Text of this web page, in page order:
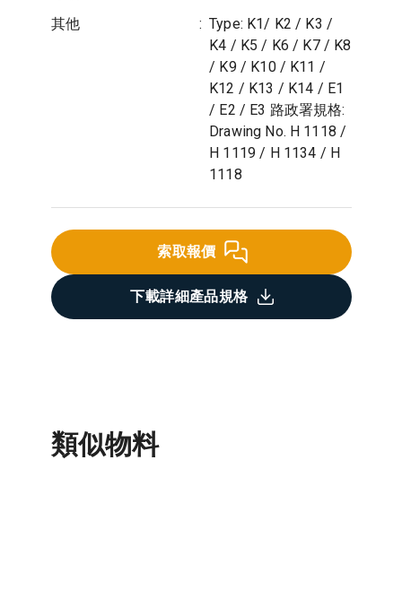
其他
: Type: K1/ K2 / K3 /
K4 / K5 / K6 / K7 / K8
/ K9 / K10 / K11 /
K12 / K13 / K14 / E1
/ E2 / E3 路政署規格:
Drawing No. H 1118 /
H 1119 / H 1134 / H
1118
索取報價
下載詳細產品規格
類似物料